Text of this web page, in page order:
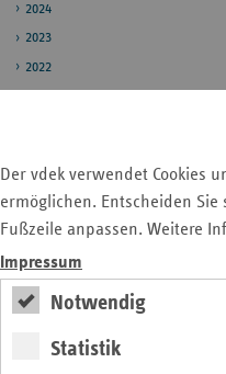
Der vdek verwendet Cookies
ermöglichen. Entscheiden
Fußzeile anpassen. Weitere
Impressum
Notwendig
Statistik
2024
2023
2022
Pressestelle
Seitenleiste